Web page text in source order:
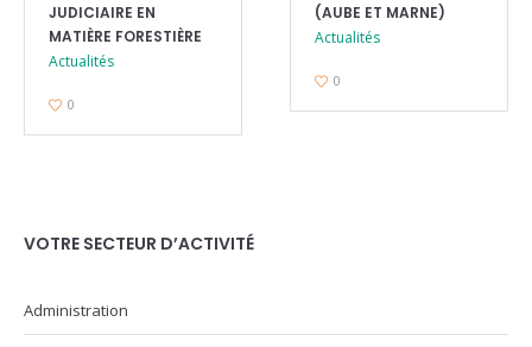
JUDICIAIRE EN
MATIÈRE FORESTIÈRE
Actualités
0
(AUBE ET MARNE)
Actualités
0
VOTRE SECTEUR D’ACTIVITÉ
Administration